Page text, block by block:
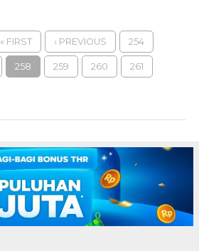
« FIRST ‹ PREVIOUS 254
258 259 260 261